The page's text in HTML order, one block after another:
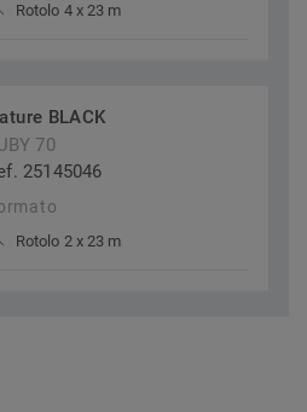
Rotolo 4 x 23 m
BLACK
70
25145046
Rotolo 2 x 23 m